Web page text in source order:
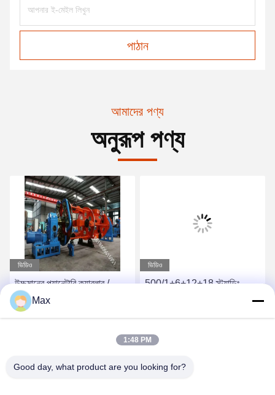
পাঠান
আমাদের পণ্য
অনুরূপ পণ্য
ভিডিও
উচ্চমানের প্ল্যানেটারি ক্যাবলার /
লেয়ারিং মেশিন প্রস্তুতকারক
1400/1+6 পাওয়ার ক্যাবলের জন্য
ভিডিও
500/1+6+12+18 স্ট্র্যান্ডিং
মেশিন প্ল্যানেটারি টাইপ টুইস্টিং স্টিলের
Max
1:48 PM
Good day, what product are you looking for?